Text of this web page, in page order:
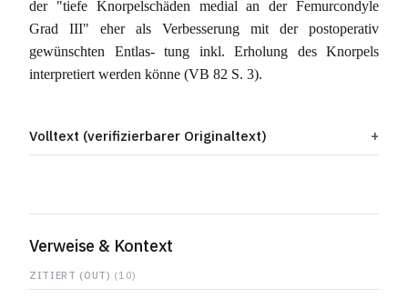
der "tiefe Knorpelschäden medial an der Femurcondyle
Grad III" eher als Verbesserung mit der postoperativ
gewünschten Entlas- tung inkl. Erholung des Knorpels
interpretiert werden könne (VB 82 S. 3).
Volltext (verifizierbarer Originaltext)
Verweise & Kontext
ZITIERT (OUT) (10)